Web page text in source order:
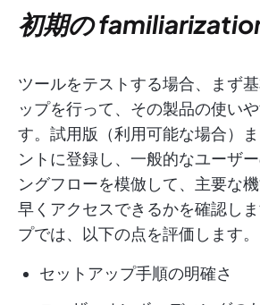
初期の
ツールをテストする場合、まず
ップを行って、その製品の使い
す。試用版（利用可能な場合）
ントに登録し、一般的なユーザ
ングフローを模倣して、主要な
早くアクセスできるかを確認し
プでは、以下の点を評価します。
セットアップ手順の明確さ